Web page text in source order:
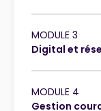
MODULE 3
Digital et
MODULE 4
Gestion